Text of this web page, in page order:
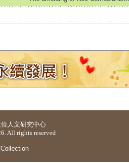
人文研究中心
All rights reserved